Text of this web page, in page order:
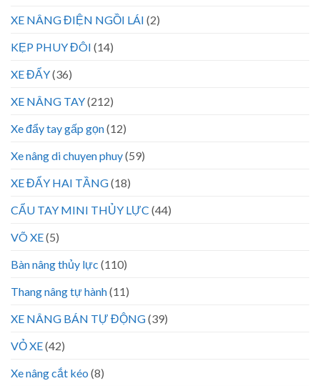
XE NÂNG ĐIỆN NGỒI LÁI (2)
KẸP PHUY ĐÔI (14)
XE ĐẨY(36)
XE NÂNG TAY(212)
Xe đẩy tay gấp gọn(12)
Xe nâng di chuyen phuy(59)
XE ĐẨY HAI TẦNG(18)
CẨU TAY MINI THỦY LỰC (44)
VÕ XE(5)
Bàn nâng thủy lực (110)
Thang nâng tự hành(11)
XE NÂNG BÁN TỰ ĐỘNG(39)
VỎ XE(42)
Xe nâng cắt kéo (8)